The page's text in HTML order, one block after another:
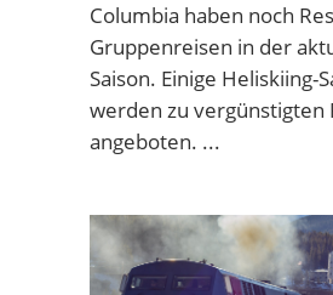
Columbia haben noch
Gruppenreisen in der
Saison. Einige Heliskiing-
werden zu vergünstigten
angeboten.